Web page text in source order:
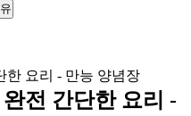
전 간단한 요리 -